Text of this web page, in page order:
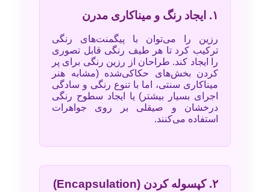
۱. ایجاد رنگ و میناکاری مدرن
رزین را می‌توان با پیگمنت‌های رنگی
ترکیب کرد تا هر طیف رنگی قابل تصوری
را ایجاد کند. طراحان از رزین رنگی برای پر
کردن بخش‌های حکاکی‌شده (مشابه هنر
میناکاری سنتی، اما با تنوع رنگی و سادگی
اجرای بسیار بیشتر) یا ایجاد سطوح رنگی
درخشان و صیقلی بر روی جواهرات
استفاده می‌کنند.
۲. کپسوله کردن (Encapsulation)